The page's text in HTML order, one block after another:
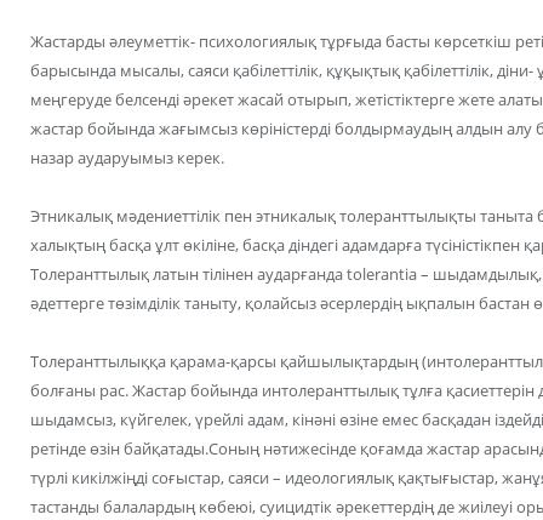
Жастарды әлеуметтік- психологиялық тұрғыда басты көрсеткіш
барысында мысалы, саяси қабілеттілік, құқықтық қабілеттілік, діни-
меңгеруде белсенді әрекет жасай отырып, жетістіктерге жете
жастар бойында жағымсыз көріністерді болдырмаудың алдын алу
назар аударуымыз керек.
Этникалық мәдениеттілік пен этникалық толеранттылықты таныта
халықтың басқа ұлт өкіліне, басқа діндегі адамдарға түсіністікпен
Толеранттылық латын тілінен аударғанда tolerantia – шыдамдылық,
әдеттерге төзімділік таныту, қолайсыз әсерлердің ықпалын
Толеранттылыққа қарама-қарсы қайшылықтардың
болғаны рас. Жастар бойында интолеранттылық тұлға
шыдамсыз, күйгелек, үрейлі адам, кінәні өзіне емес басқадан
ретінде өзін байқатады.Соның нәтижесінде қоғамда жастар
түрлі кикілжіңді соғыстар, саяси – идеологиялық қақтығыстар,
тастанды балалардың көбеюі, суицидтік әрекеттердің де жиілеуі